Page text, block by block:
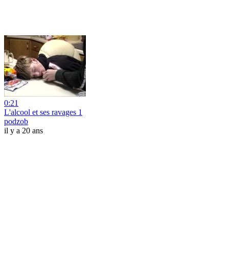
0:21
L'alcool et ses ravages 1
podzob
il y a 20 ans